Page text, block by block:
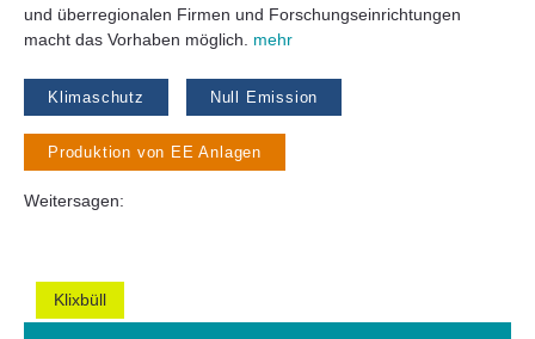
und überregionalen Firmen und Forschungseinrichtungen
macht das Vorhaben möglich. mehr
Klimaschutz Null Emission
Produktion von EE Anlagen
Weitersagen:
Klixbüll